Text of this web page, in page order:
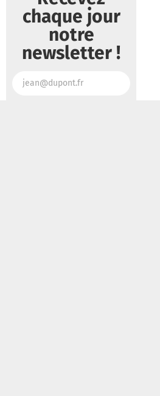
chaque jour
notre
newsletter !